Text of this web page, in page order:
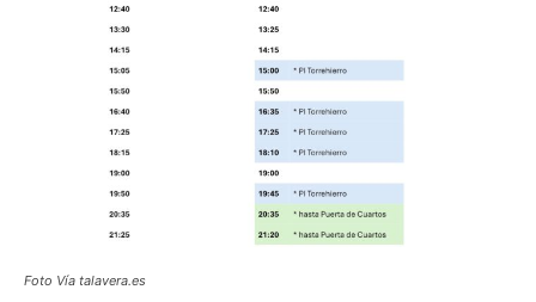
Foto Vía talavera.es